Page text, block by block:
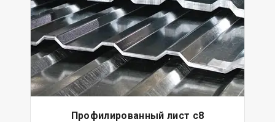
Профилированный лист с8